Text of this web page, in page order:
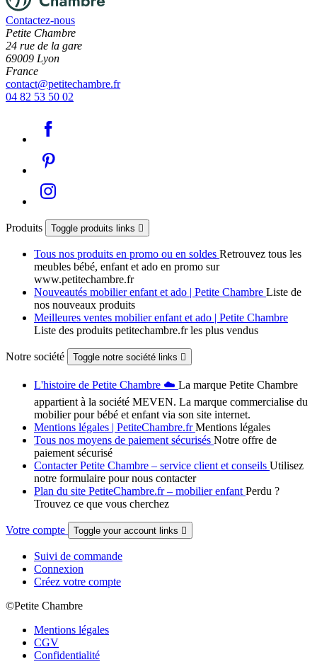
Contactez-nous
Petite Chambre
24 rue de la gare
69009 Lyon
France
contact@petitechambre.fr
04 82 53 50 02
Produits Toggle produits links 
Tous nos produits en promo ou en soldes Retrouvez tous les
meubles bébé, enfant et ado en promo sur
www.petitechambre.fr
Nouveautés mobilier enfant et ado | Petite Chambre Liste de
nos nouveaux produits
Meilleures ventes mobilier enfant et ado | Petite Chambre
Liste des produits petitechambre.fr les plus vendus
Notre société Toggle notre société links 
L'histoire de Petite Chambre ☁️ La marque Petite Chambre
appartient à la société MEVEN. La marque commercialise du
mobilier pour bébé et enfant via son site internet.
Mentions légales | PetiteChambre.frMentions légales
Tous nos moyens de paiement sécurisés Notre offre de
paiement sécurisé
Contacter Petite Chambre – service client et conseils Utilisez
notre formulaire pour nous contacter
Plan du site PetiteChambre.fr – mobilier enfant Perdu ?
Trouvez ce que vous cherchez
Votre compte Toggle your account links 
Suivi de commande
Connexion
Créez votre compte
©Petite Chambre
Mentions légales
CGV
Confidentialité